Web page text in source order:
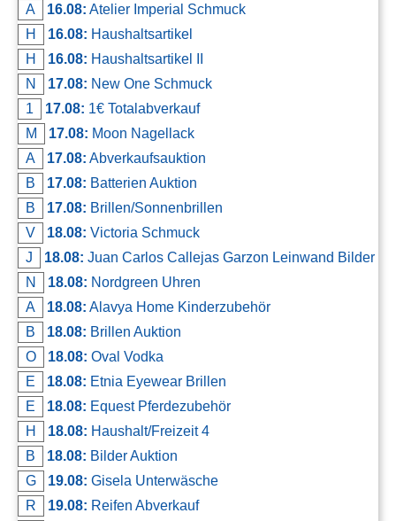
A
16.08: Atelier Imperial Schmuck
H
16.08: Haushaltsartikel
H
16.08: Haushaltsartikel II
N
17.08: New One Schmuck
1
17.08: 1€ Totalabverkauf
M
17.08: Moon Nagellack
A
17.08: Abverkaufsauktion
B
17.08: Batterien Auktion
B
17.08: Brillen/Sonnenbrillen
V
18.08: Victoria Schmuck
J
18.08: Juan Carlos Callejas Garzon Leinwand Bilder
N
18.08: Nordgreen Uhren
A
18.08: Alavya Home Kinderzubehör
B
18.08: Brillen Auktion
O
18.08: Oval Vodka
E
18.08: Etnia Eyewear Brillen
E
18.08: Equest Pferdezubehör
H
18.08: Haushalt/Freizeit 4
B
18.08: Bilder Auktion
G
19.08: Gisela Unterwäsche
R
19.08: Reifen Abverkauf